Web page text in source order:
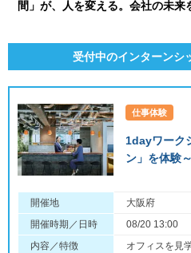
間」が、人を変える。会社の未来
受付中のインターンシ
仕事体験
1dayワーク
ン」を体験～
開催地
大阪府
開催時期／日時
08/20 13:00
内容／特徴
オフィスを見